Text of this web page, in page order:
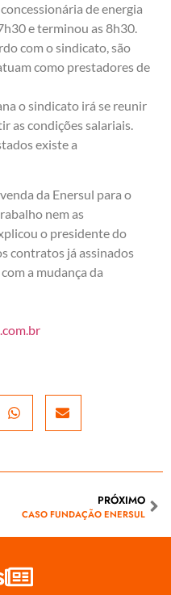
de energia
e terminou as 8h30.
com o sindicato, são
como prestadores de
o sindicato irá se reunir
as condições salariais.
existe a
da Enersul para o
nem as
o presidente do
contratos já assinados
a mudança da
PRÓXIMO
CASO FUNDAÇÃO ENERSUL